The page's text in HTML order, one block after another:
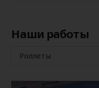
Наши работы
Роллеты